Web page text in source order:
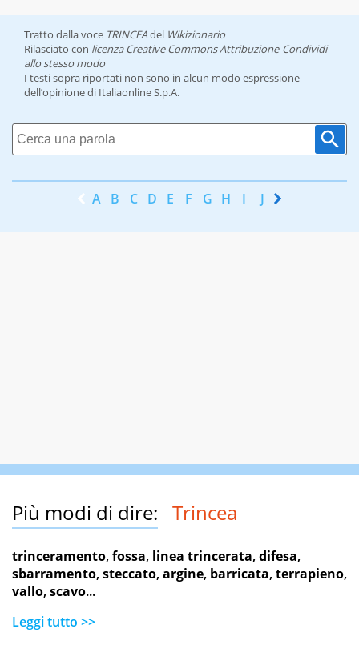
Tratto dalla voce TRINCEAdel Wikizionario
Rilasciato con licenza Creative Commons Attribuzione-Condividi
allo stesso modo
I testi sopra riportati non sono in alcun modo espressione
dell’opinione di Italiaonline S.p.A.
A B C D E F G H I J K
Più modi di dire: Trincea
trinceramento,fossa, linea trincerata,difesa,
sbarramento,steccato,argine, barricata,terrapieno,
vallo,scavo...
Leggi tutto >>